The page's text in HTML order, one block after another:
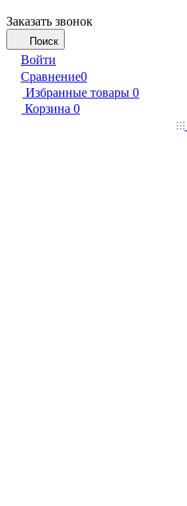
Заказать звонок
Поиск
Войти
Сравнение0
Избранные товары 0
Корзина 0